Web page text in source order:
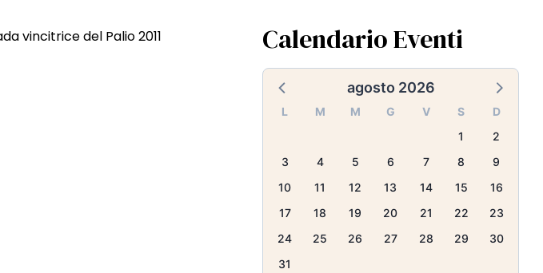
vincitrice del Palio 2011 Calendario Eventi
agosto 2026
L M M G V S
D
1
2
3
4 5 6 7 8
9
10
11 12 13 14 15
16
17
18 19 20 21 22
23
24
25 26 27 28 29
30
31